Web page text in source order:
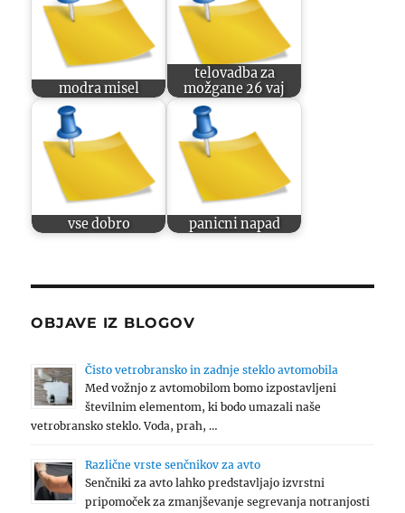
modra misel
telovadba za
možgane 26 vaj
vse dobro panicni napad
OBJAVE IZ BLOGOV
Čisto vetrobransko in zadnje steklo avtomobila
Med vožnjo z avtomobilom bomo izpostavljeni
številnim elementom, ki bodo umazali naše
vetrobransko steklo. Voda, prah, …
Različne vrste senčnikov za avto
Senčniki za avto lahko predstavljajo izvrstni
pripomoček za zmanjševanje segrevanja notranjosti